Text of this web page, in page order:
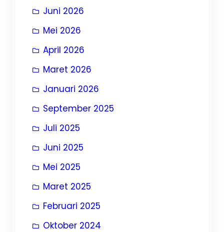
Juni 2026
Mei 2026
April 2026
Maret 2026
Januari 2026
September 2025
Juli 2025
Juni 2025
Mei 2025
Maret 2025
Februari 2025
Oktober 2024